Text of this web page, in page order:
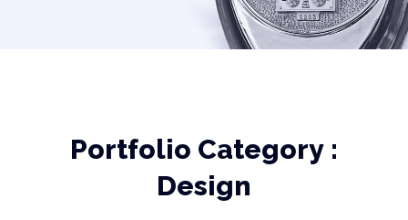
Portfolio Category :
Design